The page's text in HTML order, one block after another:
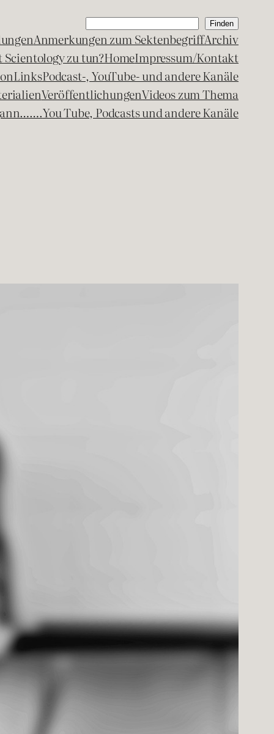
Suchen Finden
Anmerkungen zum SektenbegriffArchiv
zu tun?HomeImpressum/Kontakt
LinksPodcast-, YouTube- und andere Kanäle
VeröffentlichungenVideos zum Thema
You Tube, Podcasts und andere Kanäle